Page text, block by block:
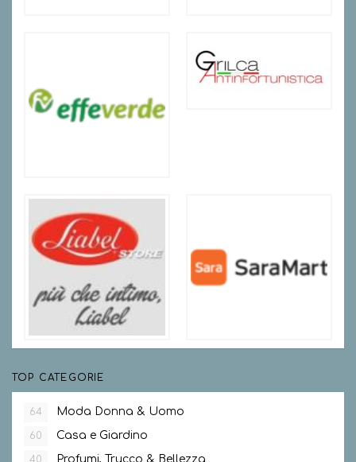
TOP CATEGORIE
64 Moda Donna & Uomo
60 Casa e Giardino
40 Profumi, Trucco & Bellezza